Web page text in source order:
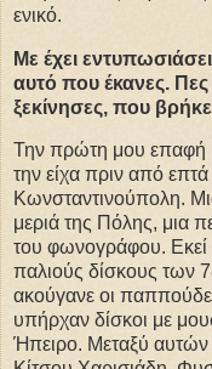
ενικό.
Με έχει
αυτό που έκανες.
ξεκίνησες, που
Την πρώτη μου επαφή
την είχα πριν από επτά
Κωνσταντινούπολη.
μεριά της Πόλης, μια
του φωνογράφου. Εκεί
παλιούς δίσκους των
ακούγανε οι
υπήρχαν δίσκοι με
Ήπειρο. Μεταξύ